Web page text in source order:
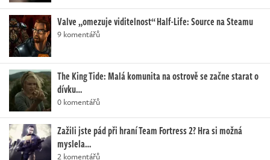
Valve „omezuje viditelnost“ Half-Life: Source na Steamu
9 komentářů
The King Tide: Malá komunita na ostrově se začne starat o
dívku…
0 komentářů
Zažili jste pád při hraní Team Fortress 2? Hra si možná
myslela…
2 komentářů